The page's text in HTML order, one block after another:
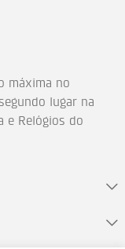
máxima no
lugar na
e Relógios do